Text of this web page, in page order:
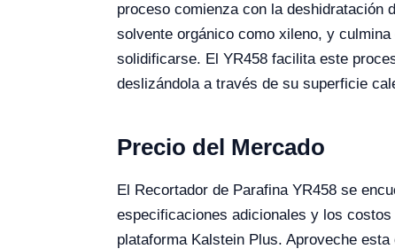
proceso comienza con la deshidratación
solvente orgánico como xileno, y
solidificarse. El YR458 facilita este
deslizándola a través de su superficie
Precio del Mercado
El Recortador de Parafina YR458 se
especificaciones adicionales y los
plataforma Kalstein Plus. Aproveche